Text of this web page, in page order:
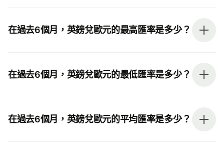
在過去6個月，英鎊兌歐元的最高匯率是多少？
在過去6個月，英鎊兌歐元的最低匯率是多少？
在過去6個月，英鎊兌歐元的平均匯率是多少？